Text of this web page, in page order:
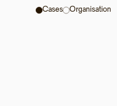
Cases Organisation